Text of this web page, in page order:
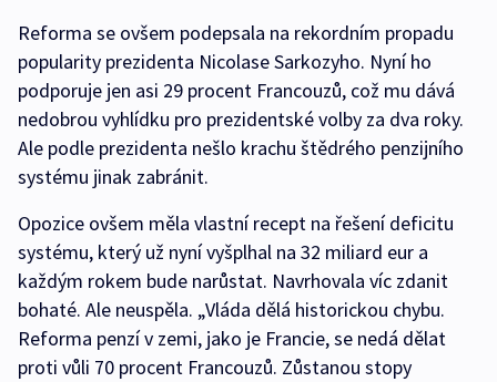
Reforma se ovšem podepsala na rekordním propadu
popularity prezidenta Nicolase Sarkozyho. Nyní ho
podporuje jen asi 29 procent Francouzů, což mu dává
nedobrou vyhlídku pro prezidentské volby za dva roky.
Ale podle prezidenta nešlo krachu štědrého penzijního
systému jinak zabránit.
Opozice ovšem měla vlastní recept na řešení deficitu
systému, který už nyní vyšplhal na 32 miliard eur a
každým rokem bude narůstat. Navrhovala víc zdanit
bohaté. Ale neuspěla. „Vláda dělá historickou chybu.
Reforma penzí v zemi, jako je Francie, se nedá dělat
proti vůli 70 procent Francouzů. Zůstanou stopy